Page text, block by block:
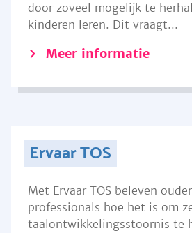
door zoveel mogelijk te
kinderen leren. Dit vraagt...
Meer informatie
Ervaar TOS
Met Ervaar TOS beleven
professionals hoe het is om
taalontwikkelingsstoornis te